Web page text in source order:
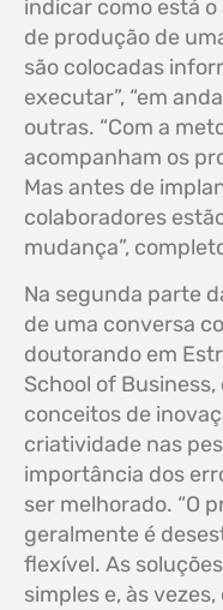
indicar como está
de produção de
são colocadas
executar”, “em
outras. “Com a
acompanham os
Mas antes de
colaboradores
mudança”,
Na segunda parte
de uma conversa
doutorando em
School of
conceitos de
criatividade nas
importância dos
ser melhorado. “O
geralmente é
flexível. As
simples e, às